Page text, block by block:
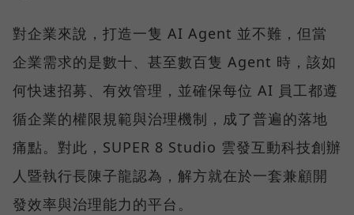
對企業來說，打造一隻 AI Agent 並不難，但當
企業需求的是數十、甚至數百隻 Agent 時，該如
何快速招募、有效管理，並確保每位 AI 員工都遵
循企業的權限規範與治理機制，成了普遍的落地
痛點。對此，SUPER 8 Studio 雲發互動科技創辦
人暨執行長陳子龍認為，解方就在於一套兼顧開
發效率與治理能力的平台。